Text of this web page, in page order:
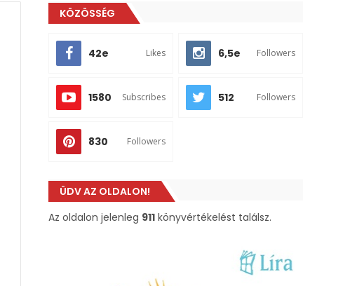
KÖZÖSSÉG
42e Likes 6,5e Followers
1580 Subscribes 512 Followers
830 Followers
ÜDV AZ OLDALON!
Az oldalon jelenleg 911 könyvértékelést találsz.